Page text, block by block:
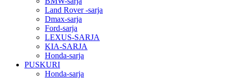
Land Rover -sarja
Dmax-sarja
Ford-sarja
LEXUS-SARJA
KIA-SARJA
Honda-sarja
PUSKURI
Honda-sarja